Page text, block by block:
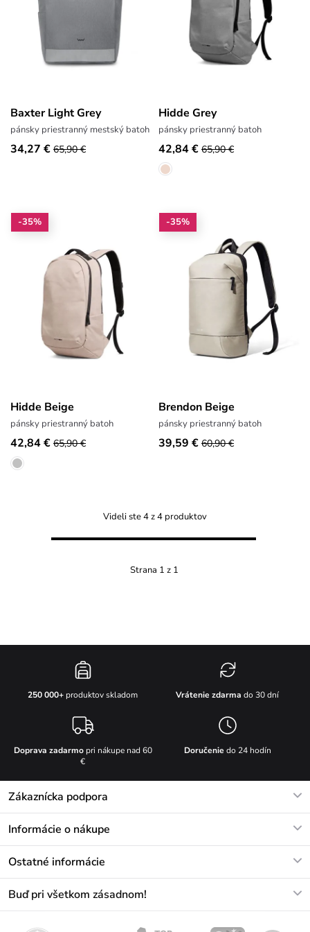
Baxter Light Grey
pánsky priestranný mestský batoh
34,27 € 65,90 €
Hidde Grey
pánsky priestranný batoh
42,84 € 65,90 €
-35%
Hidde Beige
pánsky priestranný batoh
42,84 € 65,90 €
-35%
Brendon Beige
pánsky priestranný batoh
39,59 € 60,90 €
Videli ste 4 z 4 produktov
Strana 1 z 1
250 000+ produktov skladom Vrátenie zdarma do 30 dní
Doprava zadarmopri nákupe nad 60
€
Doručenie do 24 hodín
Zákaznícka podpora
info@vuch.sk
Informácie o nákupe
Materiály a údržba
Ostatné informácie
Darčekové poukazy
Buď pri všetkom zásadnom!